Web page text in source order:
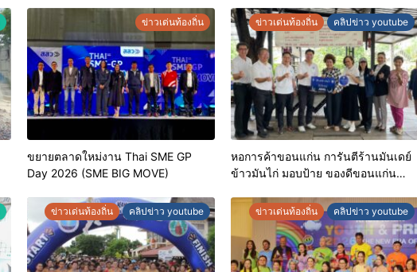
ข่าวเด่นท้องถิ่น
ขยายตลาดใหม่งาน Thai SME GP
Day 2026 (SME BIG MOVE)
ข่าวเด่นท้องถิ่น คลิปข่าว youtube
หอการค้าขอนแก่น การันตีร้านมันเดย์
ข้าวมันไก่ มอบป้าย ของดีขอนแก่น
คุณภาพ ยกระดับมาตรฐาน สร้างความ
เชื่อมั่นให้ผู้บริโภค
ข่าวเด่นท้องถิ่น คลิปข่าว youtube ข่าวเด่นท้องถิ่น คลิปข่าว youtube